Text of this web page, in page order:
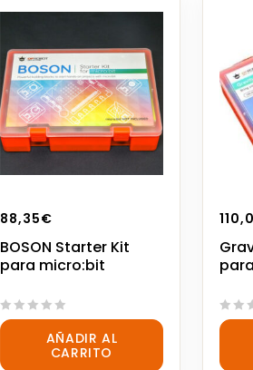
88,35€
BOSON Starter Kit
para micro:bit
0
AÑADIR AL
CARRITO
0